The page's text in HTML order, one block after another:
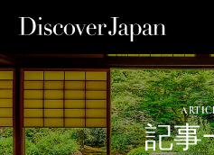
記事